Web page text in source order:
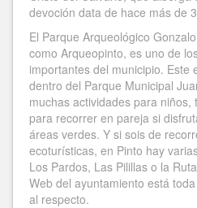
devoción data de hace más de
El Parque Arqueológico
como Arqueopinto, es uno de
importantes del municipio. Este
dentro del Parque Municipal
muchas actividades para
para recorrer en pareja si
áreas verdes. Y si sois de
ecoturísticas, en Pinto hay
Los Pardos, Las Pilillas o la
Web del ayuntamiento está
al respecto.